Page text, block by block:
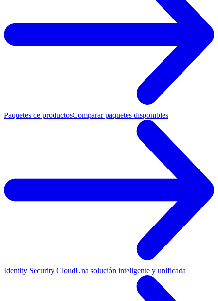
Paquetes de productosComparar paquetes disponibles
Identity Security CloudUna solución inteligente y unificada